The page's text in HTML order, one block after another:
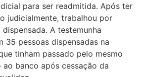
para ser readmitida. Após ter
judicialmente, trabalhou por
A testemunha
35 pessoas dispensadas na
tinham passado pelo mesmo
banco após cessação da